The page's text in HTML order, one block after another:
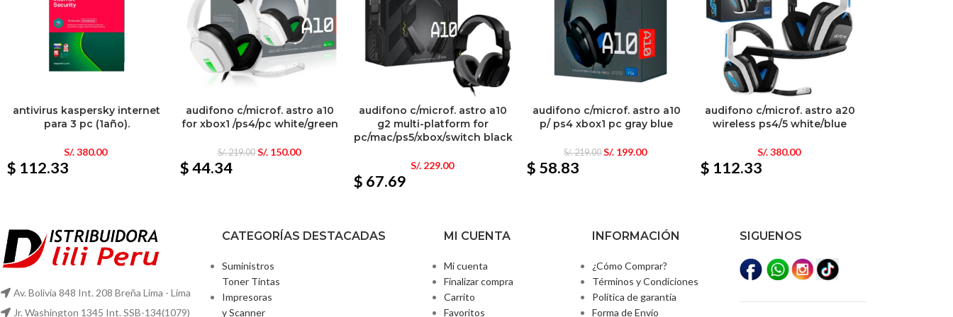
antivirus kaspersky internet
para 3 pc (1año).
S/.380.00
$ 112.33
audifono c/microf. astro a10
for xbox1 /ps4/pc white/green
S/.219.00 S/.150.00
$ 44.34
audifono c/microf. astro a10
g2 multi-platform for
pc/mac/ps5/xbox/switch black
S/.229.00
$ 67.69
audifono c/microf. astro a10
p/ ps4 xbox1 pc gray blue
S/.219.00 S/. 199.00
$ 58.83
audifono c/microf. astro a20
wireless ps4/5 white/blue
S/.380.00
$ 112.33
Av. Bolivia 848 Int. 208 Breña Lima - Lima
Jr. Washington 1345 Int. SSB-134(1079)
CATEGORÍAS DESTACADAS
Suministros
Toner Tintas
Impresoras
y Scanner
MI CUENTA
Mi cuenta
Finalizar compra
Carrito
Favoritos
INFORMACIÓN
¿Cómo Comprar?
Términos y Condiciones
Política de garantía
Forma de Envío
SIGUENOS